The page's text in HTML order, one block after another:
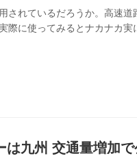
されているだろうか。高速
際に使ってみるとナカナカ実
は九州 交通量増加